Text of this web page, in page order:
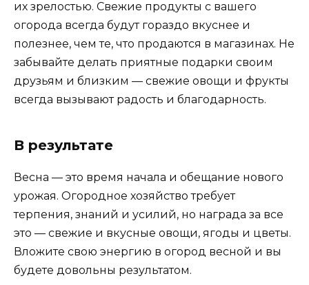
их зрелостью. Свежие продукты с вашего
огорода всегда будут гораздо вкуснее и
полезнее, чем те, что продаются в магазинах. Не
забывайте делать приятные подарки своим
друзьям и близким — свежие овощи и фрукты
всегда вызывают радость и благодарность.
В результате
Весна — это время начала и обещание нового
урожая. Огородное хозяйство требует
терпения, знаний и усилий, но награда за все
это — свежие и вкусные овощи, ягоды и цветы.
Вложите свою энергию в огород весной и вы
будете довольны результатом.